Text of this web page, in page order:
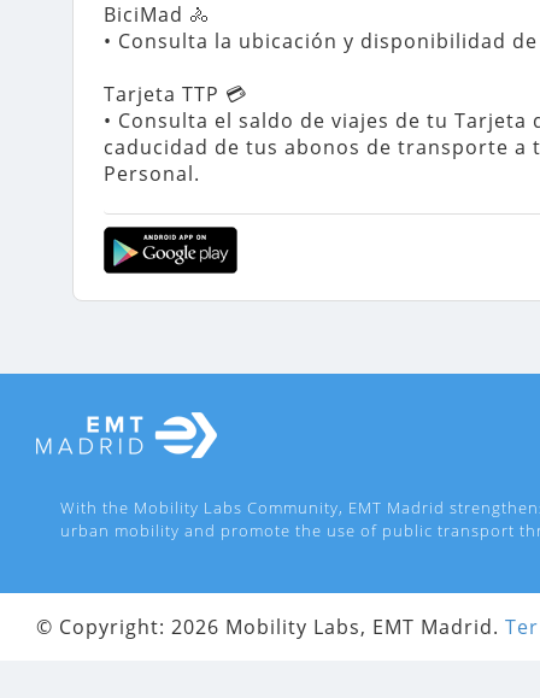
BiciMad 🚴‍
• Consulta la ubicación y disponibilidad
Tarjeta TTP 💳
• Consulta el saldo de viajes de tu
caducidad de tus abonos de transporte
Personal.
With the Mobility Labs Community, EMT Madrid
urban mobility and promote the use of public transport
© Copyright: 2026 Mobility Labs, EMT Madrid.